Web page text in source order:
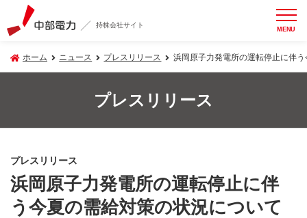
持株会社サイト MENU
ホーム ニュース プレスリリース 浜岡原子力発電所の運転停止に伴
プレスリリース
プレスリリース
浜岡原子力発電所の運転停止に伴
う今夏の需給対策の状況について